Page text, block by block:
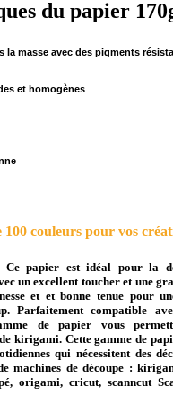
du papier
la masse avec des pigments
et homogènes
100 couleurs pour vos
Ce papier est idéal pour la
un excellent toucher et une
et et bonne tenue pour
Parfaitement compatible
de papier vous
kirigami. Cette gamme de
qui nécessitent des
machines de découpe :
origami, cricut, scanncut